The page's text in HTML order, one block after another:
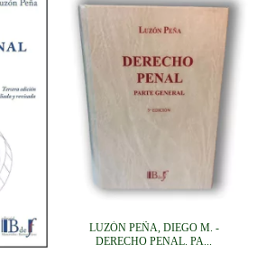
LUZÓN PEÑA, DIEGO M. -
DERECHO PENAL. PA...